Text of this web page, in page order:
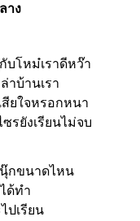
าง
บโหม๋เราดีหว๊า
าบ้านเรา
สียใจหรอกหนา
รยังเรียนไม่จบ
กขนาดไหน
ด้ทำ
ปเรียน